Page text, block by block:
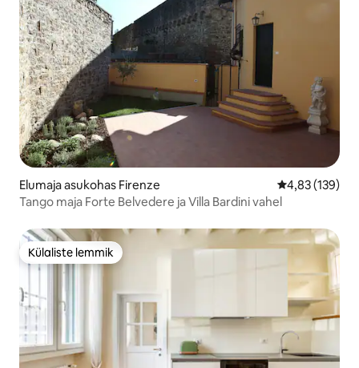
Elumaja asukohas Firenze Keskmine
4,83 (139)
Tango maja Forte Belvedere ja Villa Bardini vahel
Külaliste lemmik
Külaliste lemmik